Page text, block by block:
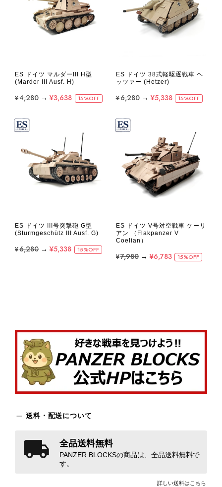
ES ドイツ マルダーIII H型
(Marder III Ausf. H)
¥4,280 → ¥3,638 15%OFF
ES ドイツ 38式軽駆逐戦車 ヘ
ッツァー (Hetzer)
¥6,280→ ¥5,338 15%OFF
ES ドイツ III号突撃砲 G型
(Sturmgeschütz III Ausf. G)
¥6,280 → ¥5,338 15%OFF
ES ドイツ V号対空戦車 ケーリ
アン （Flakpanzer V
Coelian）
¥7,980→ ¥6,783 15%OFF
送料・配送について
全品送料無料
PANZER BLOCKSの商品は、全品送料無料で
す。
詳しい送料はこちら